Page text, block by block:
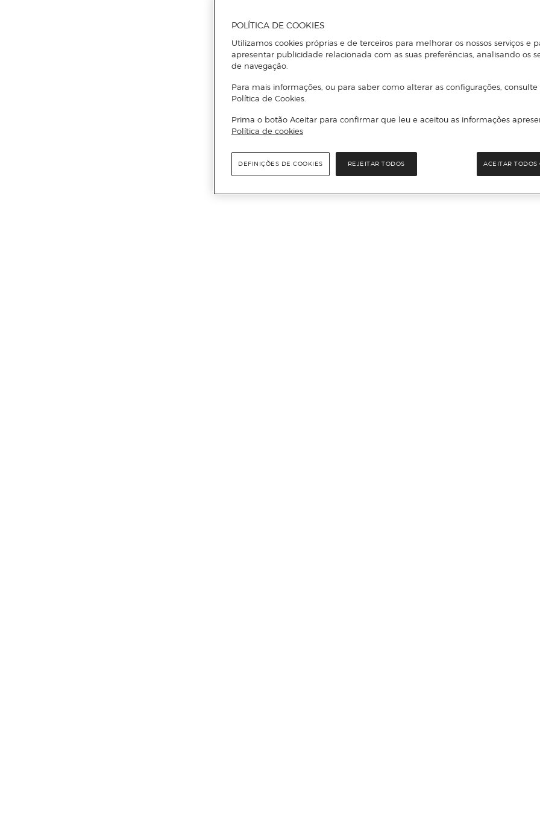
POLÍTICA DE COOKIES
Utilizamos cookies próprias e de terceiros para melhorar os nossos serviços e
apresentar publicidade relacionada com as suas preferências, analisando os
de navegação.
Para mais informações, ou para saber como alterar as configurações, consulte
Política de Cookies.
Prima o botão Aceitar para confirmar que leu e aceitou as informações
Política de cookies
REJEITAR TODOS ACEITAR TODOS
DEFINIÇÕES DE COOKIES